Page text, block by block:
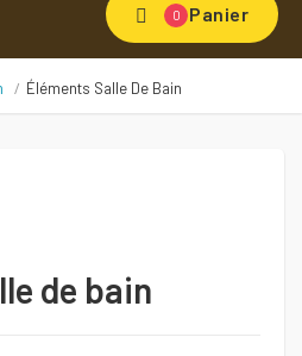
0 Panier
Éléments Salle De Bain
de bain